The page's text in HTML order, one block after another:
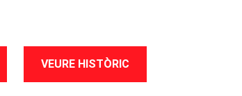
VEURE HISTÒRIC